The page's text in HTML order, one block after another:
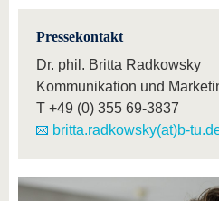
Pressekontakt
Dr. phil. Britta Radkowsky
Kommunikation und
T +49 (0) 355 69-3837
britta.radkowsky(at)b-